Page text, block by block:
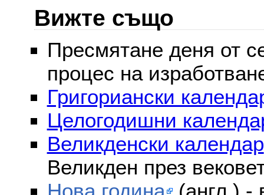
Вижте също
Пресмятане деня от
процес на
Григориански
Целогодишни
Великденски календар
Великден през
Нова година (англ.) -